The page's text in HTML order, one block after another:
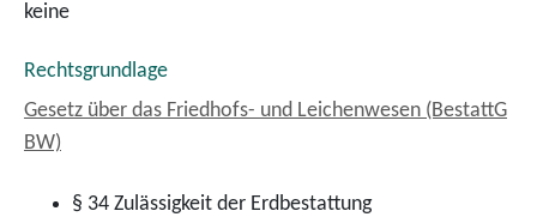
keine
Rechtsgrundlage
Gesetz über das Friedhofs- und Leichenwesen (BestattG
BW)
§ 34 Zulässigkeit der Erdbestattung